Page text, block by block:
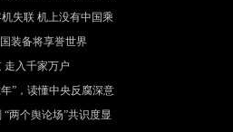
失联 机上没有中国乘
装备将享誉世界
走入千家万户
年”，读懂中央反腐深意
两个舆论场”共识度显